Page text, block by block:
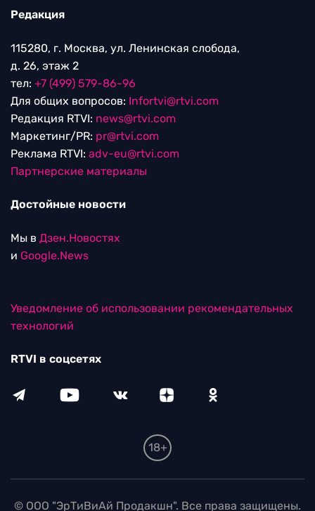
Редакция
115280, г. Москва, ул. Ленинская слобода,
д. 26, этаж 2
тел: +7 (499) 579-86-96
Для общих вопросов: Infortvi@rtvi.com
Редакция RTVI: news@rtvi.com
Маркетинг/PR: pr@rtvi.com
Реклама RTVI: adv-eu@rtvi.com
Партнерские материалы
Достойные новости
Мы в Дзен.Новостях
и Google.News
Уведомление об использовании рекомендательных
технологий
RTVI в соцсетях
18+
© ООО "ЭрТиВиАй Продакшн". Все права защищены.